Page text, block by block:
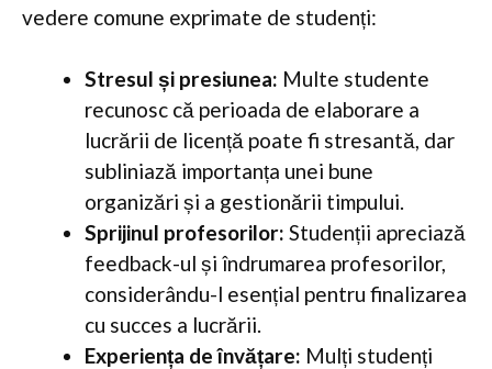
vedere comune exprimate de studenți:
Stresul și presiunea: Multe studente
recunosc că perioada de elaborare a
lucrării de licență poate fi stresantă, dar
subliniază importanța unei bune
organizări și a gestionării timpului.
Sprijinul profesorilor: Studenții apreciază
feedback-ul și îndrumarea profesorilor,
considerându-l esențial pentru finalizarea
cu succes a lucrării.
Experiența de învățare: Mulți studenți